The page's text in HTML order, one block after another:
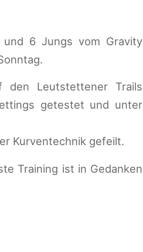
und 6 Jungs vom Gravity
den Leutstettener Trails
getestet und unter
Kurventechnik gefeilt.
Training ist in Gedanken